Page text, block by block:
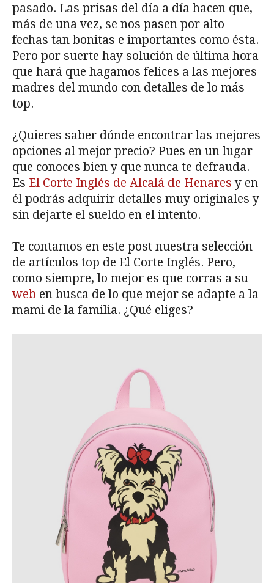
pasado. Las prisas del día a día hacen que,
más de una vez, se nos pasen por alto
fechas tan bonitas e importantes como ésta.
Pero por suerte hay solución de última hora
que hará que hagamos felices a las mejores
madres del mundo con detalles de lo más
top.
¿Quieres saber dónde encontrar las mejores
opciones al mejor precio? Pues en un lugar
que conoces bien y que nunca te defrauda.
Es El Corte Inglés de Alcalá de Henares y en
él podrás adquirir detalles muy originales y
sin dejarte el sueldo en el intento.
Te contamos en este post nuestra selección
de artículos top de El Corte Inglés. Pero,
como siempre, lo mejor es que corras a su
web en busca de lo que mejor se adapte a la
mami de la familia. ¿Qué eliges?